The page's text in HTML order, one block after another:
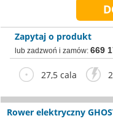
Zapytaj o produkt
lub zadzwoń i zamów: 669
27,5 cala
Rower elektryczny